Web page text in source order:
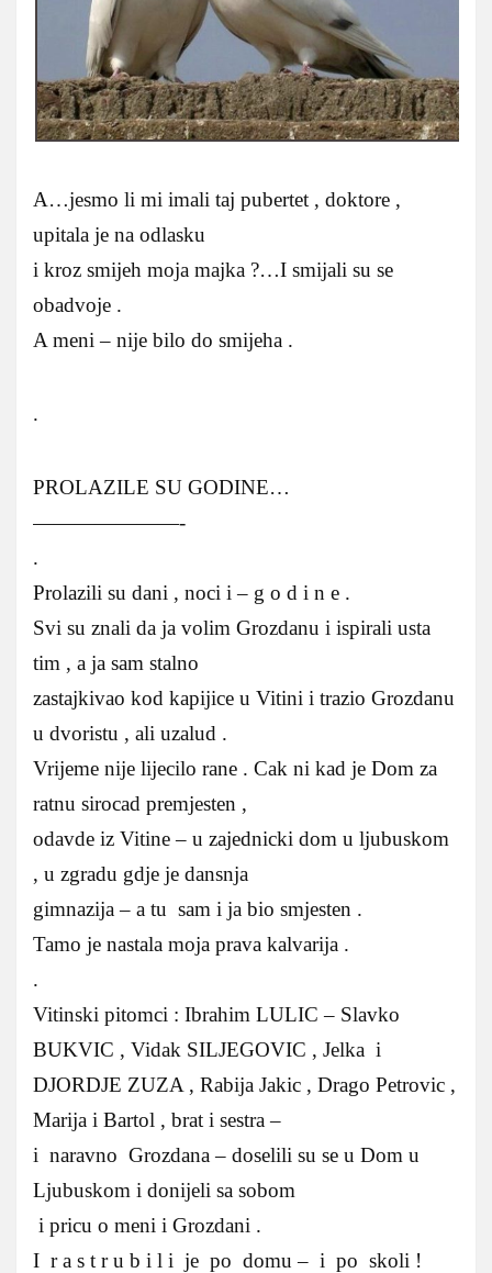
A…jesmo li mi imali taj pubertet , doktore ,
upitala je na odlasku
i kroz smijeh moja majka ?…I smijali su se
obadvoje .
A meni – nije bilo do smijeha .
.
PROLAZILE SU GODINE…
———————-
.
Prolazili su dani , noci i – g o d i n e .
Svi su znali da ja volim Grozdanu i ispirali usta
tim , a ja sam stalno
zastajkivao kod kapijice u Vitini i trazio Grozdanu
u dvoristu , ali uzalud .
Vrijeme nije lijecilo rane . Cak ni kad je Dom za
ratnu sirocad premjesten ,
odavde iz Vitine – u zajednicki dom u ljubuskom
, u zgradu gdje je dansnja
gimnazija – a tu sam i ja bio smjesten .
Tamo je nastala moja prava kalvarija .
.
Vitinski pitomci : Ibrahim LULIC – Slavko
BUKVIC , Vidak SILJEGOVIC , Jelka i
DJORDJE ZUZA , Rabija Jakic , Drago Petrovic ,
Marija i Bartol , brat i sestra –
i naravno Grozdana – doselili su se u Dom u
Ljubuskom i donijeli sa sobom
i pricu o meni i Grozdani .
I r a s t r u b i l i je po domu – i po skoli !